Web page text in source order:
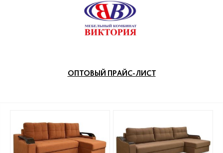
ОПТОВЫЙ ПРАЙС-ЛИСТ